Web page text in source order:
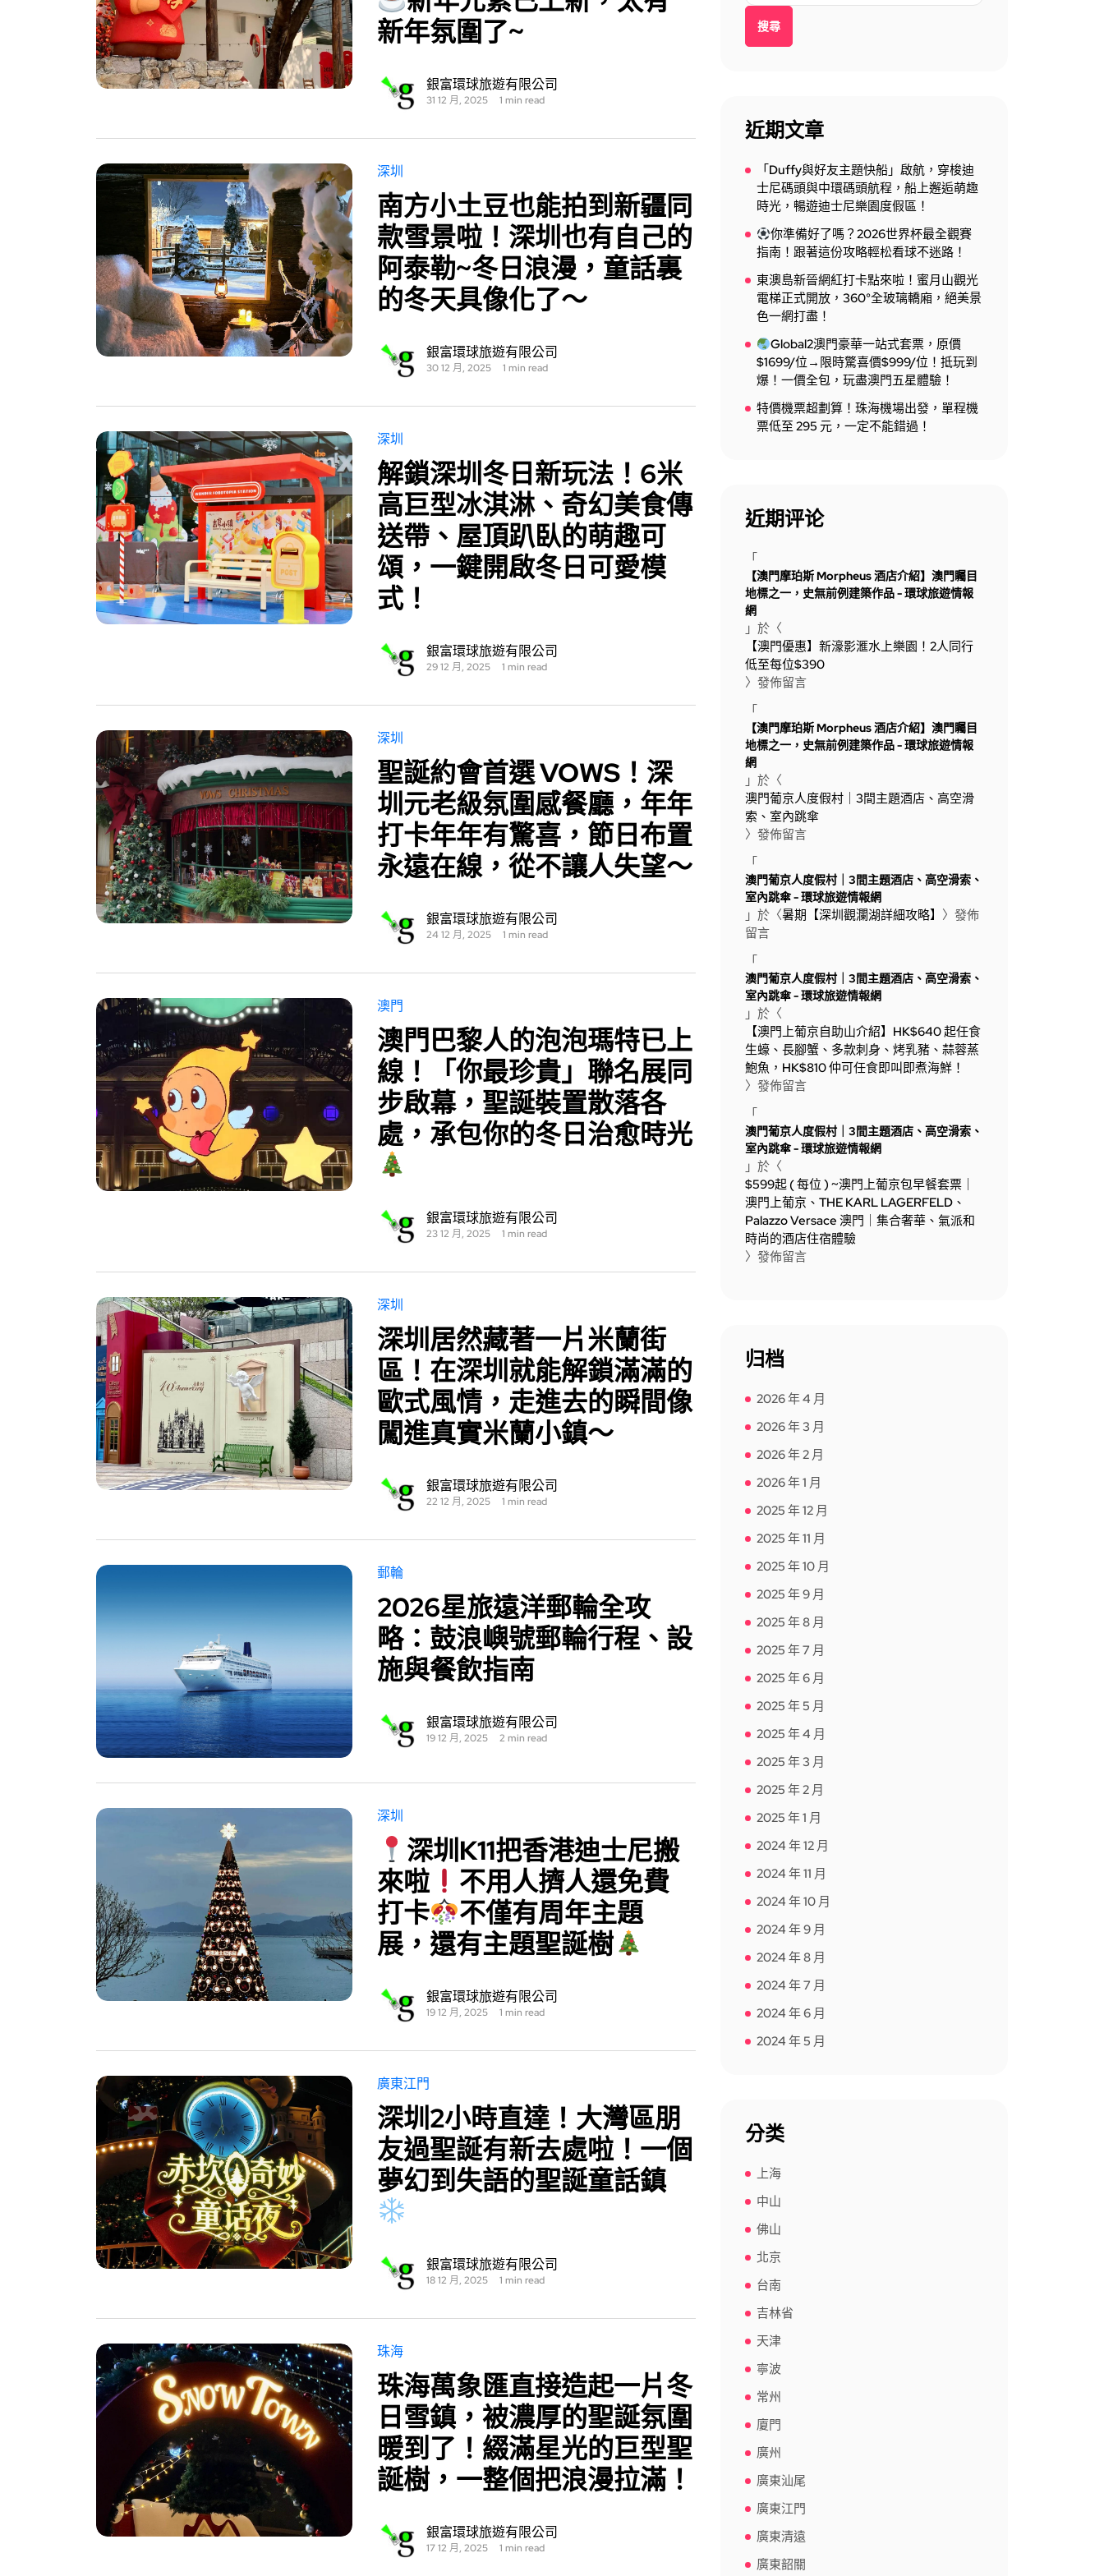
新年氛圍了~
銀富環球旅遊有限公司
31 12 月, 2025 1 min read
深圳
南方小土豆也能拍到新疆同
款雪景啦！深圳也有自己的
阿泰勒~冬日浪漫，童話裏
的冬天具像化了～
銀富環球旅遊有限公司
30 12 月, 2025 1 min read
深圳
解鎖深圳冬日新玩法！6米
高巨型冰淇淋、奇幻美食傳
送帶、屋頂趴臥的萌趣可
頌，一鍵開啟冬日可愛模
式！
銀富環球旅遊有限公司
29 12 月, 2025 1 min read
深圳
聖誕約會首選 VOWS！深
圳元老級氛圍感餐廳，年年
打卡年年有驚喜，節日布置
永遠在線，從不讓人失望～
銀富環球旅遊有限公司
24 12 月, 2025 1 min read
澳門
澳門巴黎人的泡泡瑪特已上
線！「你最珍貴」聯名展同
步啟幕，聖誕裝置散落各
處，承包你的冬日治愈時光
銀富環球旅遊有限公司
23 12 月, 2025 1 min read
深圳
深圳居然藏著一片米蘭街
區！在深圳就能解鎖滿滿的
歐式風情，走進去的瞬間像
闖進真實米蘭小鎮～
銀富環球旅遊有限公司
22 12 月, 2025 1 min read
郵輪
2026星旅遠洋郵輪全攻
略：鼓浪嶼號郵輪行程、設
施與餐飲指南
銀富環球旅遊有限公司
19 12 月, 2025 2 min read
深圳
深圳K11把香港迪士尼搬
來啦
不用人擠人還免費
打卡
不僅有周年主題
展，還有主題聖誕樹
銀富環球旅遊有限公司
19 12 月, 2025 1 min read
廣東江門
深圳2小時直達！大灣區朋
友過聖誕有新去處啦！一個
夢幻到失語的聖誕童話鎮
銀富環球旅遊有限公司
18 12 月, 2025 1 min read
珠海
珠海萬象匯直接造起一片冬
日雪鎮，被濃厚的聖誕氛圍
暖到了！綴滿星光的巨型聖
誕樹，一整個把浪漫拉滿！
銀富環球旅遊有限公司
17 12 月, 2025 1 min read
搜尋
近期文章
「Duffy與好友主題快船」啟航，穿梭迪
士尼碼頭與中環碼頭航程，船上邂逅萌趣
時光，暢遊迪士尼樂園度假區！
你準備好了嗎？2026世界杯最全觀賽
指南！跟著這份攻略輕松看球不迷路！
東澳島新晉網紅打卡點來啦！蜜月山觀光
電梯正式開放，360°全玻璃轎廂，絕美景
色一網打盡！
Global2澳門豪華一站式套票，原價
$1699/位→限時驚喜價$999/位！抵玩到
爆！一價全包，玩盡澳門五星體驗！
特價機票超劃算！珠海機場出發，單程機
票低至 295 元，一定不能錯過！
近期评论
「
【澳門摩珀斯 Morpheus 酒店介紹】澳門矚目
地標之一，史無前例建築作品 - 環球旅遊情報
網
」於〈
【澳門優惠】新濠影滙水上樂園！2人同行
低至每位$390
〉發佈留言
「
【澳門摩珀斯 Morpheus 酒店介紹】澳門矚目
地標之一，史無前例建築作品 - 環球旅遊情報
網
」於〈
澳門葡京人度假村｜3間主題酒店、高空滑
索、室內跳傘
〉發佈留言
「
澳門葡京人度假村｜3間主題酒店、高空滑索、
室內跳傘 - 環球旅遊情報網
」於〈暑期【深圳觀瀾湖詳細攻略】 〉發佈
留言
「
澳門葡京人度假村｜3間主題酒店、高空滑索、
室內跳傘 - 環球旅遊情報網
」於〈
【澳門上葡京自助山介紹】HK$640 起任食
生蠔、長腳蟹、多款刺身、烤乳豬、蒜蓉蒸
鮑魚，HK$810 仲可任食即叫即煮海鮮！
〉發佈留言
「
澳門葡京人度假村｜3間主題酒店、高空滑索、
室內跳傘 - 環球旅遊情報網
」於〈
$599起 ( 每位 ) ~澳門上葡京包早餐套票｜
澳門上葡京、THE KARL LAGERFELD、
Palazzo Versace 澳門｜集合奢華、氣派和
時尚的酒店住宿體驗
〉發佈留言
归档
2026 年 4 月
2026 年 3 月
2026 年 2 月
2026 年 1 月
2025 年 12 月
2025 年 11 月
2025 年 10 月
2025 年 9 月
2025 年 8 月
2025 年 7 月
2025 年 6 月
2025 年 5 月
2025 年 4 月
2025 年 3 月
2025 年 2 月
2025 年 1 月
2024 年 12 月
2024 年 11 月
2024 年 10 月
2024 年 9 月
2024 年 8 月
2024 年 7 月
2024 年 6 月
2024 年 5 月
分类
上海
中山
佛山
北京
台南
吉林省
天津
寧波
常州
廈門
廣州
廣東汕尾
廣東江門
廣東清遠
廣東韶關